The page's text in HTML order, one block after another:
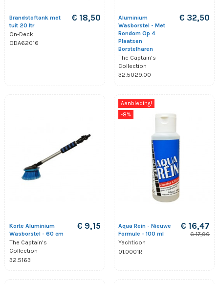
Brandstoftank met
tuit 20 ltr
On-Deck
ODA62016
€ 18,50
Aluminium
Wasborstel - Met
Rondom Op 4
Plaatsen
Borstelharen
The Captain's
Collection
32.5029.00
€ 32,50
Korte Aluminium
Wasborstel - 60 cm
The Captain's
Collection
32.5163
€ 9,15
Aanbieding!
-8%
Aqua Rein - Nieuwe
Formule - 100 ml
Yachticon
01.0001R
€ 16,47
€ 17,90